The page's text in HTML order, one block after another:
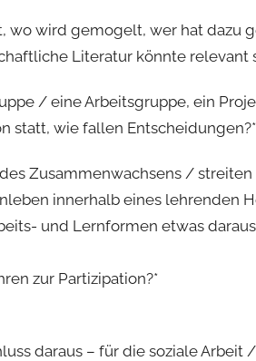
wo wird gemogelt, wer hat dazu
Literatur könnte relevant
/ eine Arbeitsgruppe, ein
statt, wie fallen Entscheidungen?*
Zusammenwachsens /
innerhalb eines lehrenden
und Lernformen etwas
zur Partizipation?*
daraus – für die soziale Arbeit